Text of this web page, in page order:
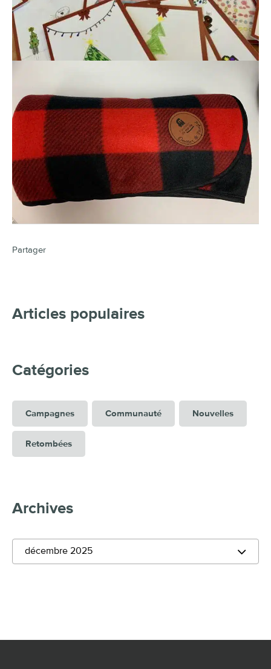
Partager
Articles populaires
Catégories
Campagnes Communauté Nouvelles
Retombées
Archives
décembre 2025